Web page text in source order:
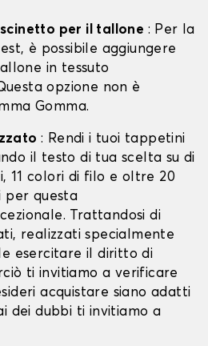
per il tallone : Per la
è possibile aggiungere
in tessuto
opzione non è
Gomma.
: Rendi i tuoi tappetini
il testo di tua scelta su di
11 colori di filo e oltre 20
per questa
Trattandosi di
realizzati specialmente
esercitare il diritto di
ti invitiamo a verificare
acquistare siano adatti
dei dubbi ti invitiamo a